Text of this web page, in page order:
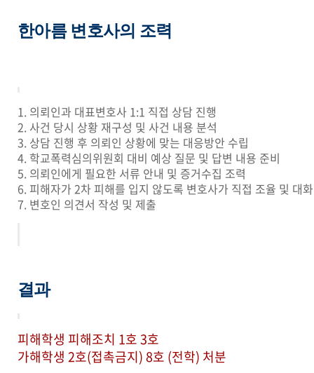
한아름 변호사의 조력
1. 의뢰인과 대표변호사 1:1 직접 상담 진행
2. 사건 당시 상황 재구성 및 사건 내용 분석
3. 상담 진행 후 의뢰인 상황에 맞는 대응방안 수립
4. 학교폭력심의위원회 대비 예상 질문 및 답변 내용 준비
5. 의뢰인에게 필요한 서류 안내 및 증거수집 조력
6. 피해자가 2차 피해를 입지 않도록 변호사가 직접 조율 및 대화
7. 변호인 의견서 작성 및 제출
결과
피해학생 피해조치 1호 3호
가해학생 2호(접촉금지) 8호 (전학) 처분